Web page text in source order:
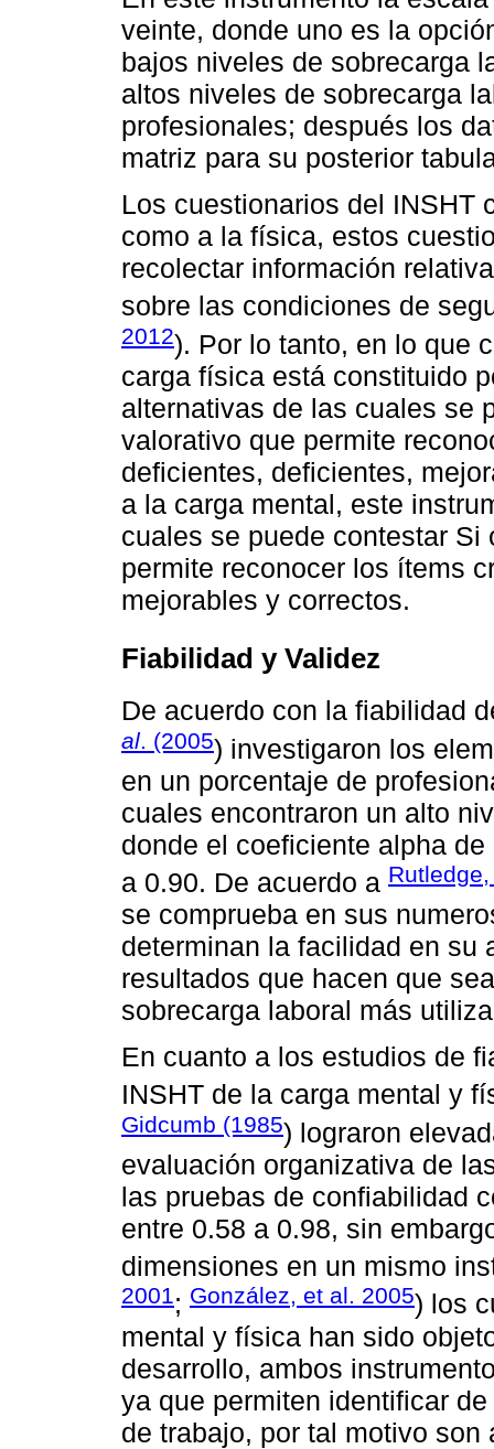
veinte, donde uno es la
bajos niveles de sobrecarga
altos niveles de sobrecarga
profesionales; después los
matriz para su posterior
Los cuestionarios del INSHT
como a la física, estos
recolectar información
sobre las condiciones de
2012). Por lo tanto, en lo que
carga física está constituido
alternativas de las cuales se
valorativo que permite
deficientes, deficientes,
a la carga mental, este
cuales se puede contestar
permite reconocer los ítems
mejorables y correctos.
Fiabilidad y Validez
De acuerdo con la fiabilidad
al. (2005) investigaron los
en un porcentaje de
cuales encontraron un alto
donde el coeficiente alpha
a 0.90. De acuerdo a
se comprueba en sus
determinan la facilidad en su
resultados que hacen que
sobrecarga laboral más
En cuanto a los estudios de
INSHT de la carga mental y
Gidcumb (1985) lograron
evaluación organizativa de
las pruebas de confiabilidad
entre 0.58 a 0.98, sin
dimensiones en un mismo
2001; González, et al. 2005) los
mental y física han sido
desarrollo, ambos
ya que permiten identificar
de trabajo, por tal motivo